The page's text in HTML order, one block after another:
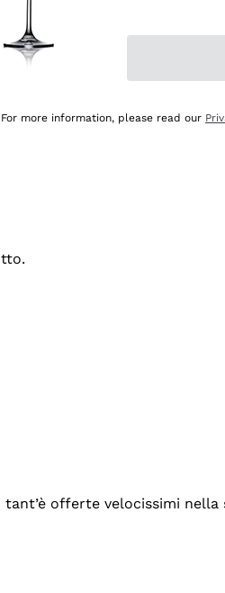
e lo consiglio! 👍
offerte velocissimi nella
For more information, please read our